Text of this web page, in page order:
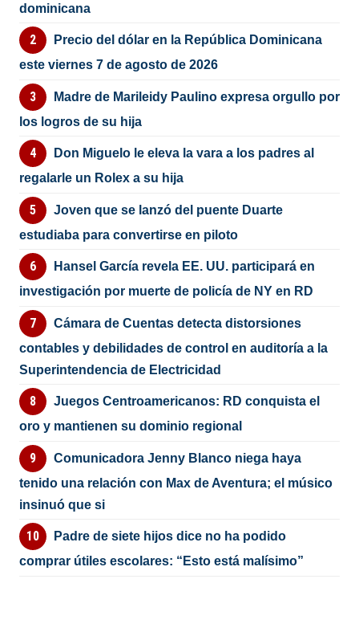
dominicana
Precio del dólar en la República Dominicana
este viernes 7 de agosto de 2026
Madre de Marileidy Paulino expresa orgullo por
los logros de su hija
Don Miguelo le eleva la vara a los padres al
regalarle un Rolex a su hija
Joven que se lanzó del puente Duarte
estudiaba para convertirse en piloto
Hansel García revela EE. UU. participará en
investigación por muerte de policía de NY en RD
Cámara de Cuentas detecta distorsiones
contables y debilidades de control en auditoría a la
Superintendencia de Electricidad
Juegos Centroamericanos: RD conquista el
oro y mantienen su dominio regional
Comunicadora Jenny Blanco niega haya
tenido una relación con Max de Aventura; el músico
insinuó que si
Padre de siete hijos dice no ha podido
comprar útiles escolares: “Esto está malísimo”